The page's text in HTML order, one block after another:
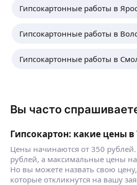
Гипсокартонные работы в
Гипсокартонные работы в
Гипсокартонные работы в
Вы часто
Гипсокартон: какие цены в
Цены начинаются от 350
рублей, а максимальные цены
Но вы можете назвать свою
которые откликнутся на вашу